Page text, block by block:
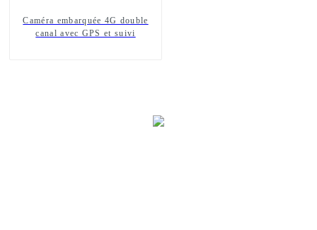
Caméra embarquée 4G double
canal avec GPS et suivi